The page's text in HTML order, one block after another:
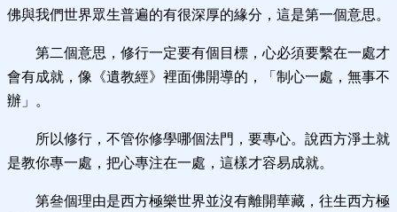
佛與我們世界眾生普遍的有很深厚的緣分，這是第一個意思。
第二個意思，修行一定要有個目標，心必須要繫在一處才
會有成就，像《遺教經》裡面佛開導的，「制心一處，無事不
辦」。
所以修行，不管你修學哪個法門，要專心。說西方淨土就
是教你專一處，把心專注在一處，這樣才容易成就。
第叄個理由是西方極樂世界並沒有離開華藏，往生西方極